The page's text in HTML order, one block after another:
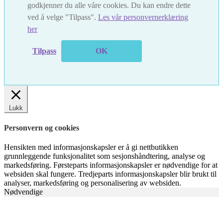
godkjenner du alle våre cookies. Du kan endre dette
ved å velge "Tilpass". Les vår personvernerklæring
her
Tilpass OK
Lukk
Personvern og cookies
Hensikten med informasjonskapsler er å gi nettbutikken
grunnleggende funksjonalitet som sesjonshåndtering, analyse og
markedsføring. Førsteparts informasjonskapsler er nødvendige for at
websiden skal fungere. Tredjeparts informasjonskapsler blir brukt til
analyser, markedsføring og personalisering av websiden.
Nødvendige